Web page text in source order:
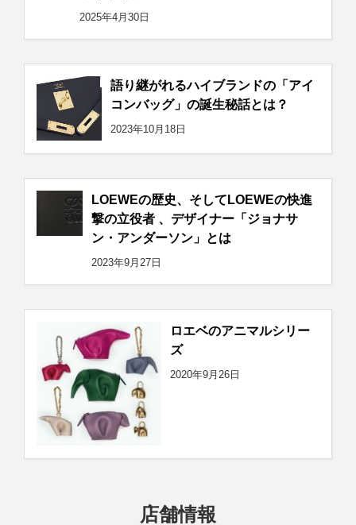
2025年4月30日
語り継がれるハイブランドの「アイ
コンバッグ」の誕生秘話とは？
2023年10月18日
LOEWEの歴史、そしてLOEWEの快進
撃の立役者 、デザイナー「ジョナサ
ン・アンダーソン」とは
2023年9月27日
ロエベのアニマルシリー
ズ
2020年9月26日
店舗情報